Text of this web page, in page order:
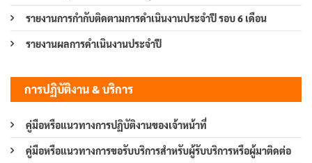
รายงานการกำกับติดตามการดำเนินงานประจำปี รอบ 6 เดือน
รายงานผลการดำเนินงานประจำปี
การปฏิบัติงาน & บริการ
คู่มือหรือแนวทางการปฏิบัติงานของเจ้าหน้าที่
คู่มือหรือแนวทางการขอรับบริการสำหรับผู้รับบริการหรือผู้มาติดต่อ